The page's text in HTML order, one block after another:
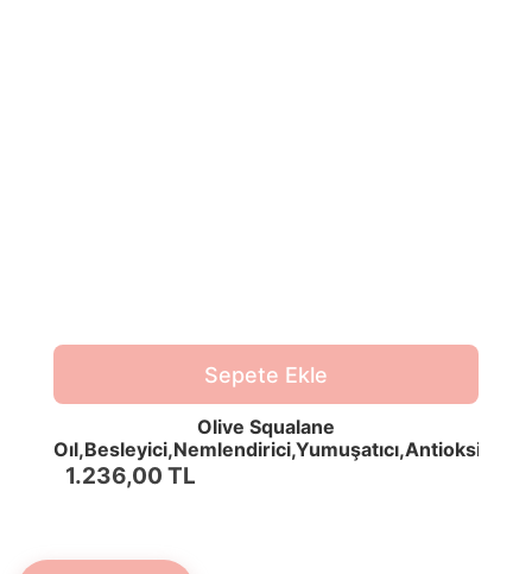
Sepete Ekle
Olive Squalane
Oıl,Besleyici,Nemlendirici,Yumuşatıcı,Antioksidan
Cilt,Saç,TırnakVücutYağı
1.236,00 TL